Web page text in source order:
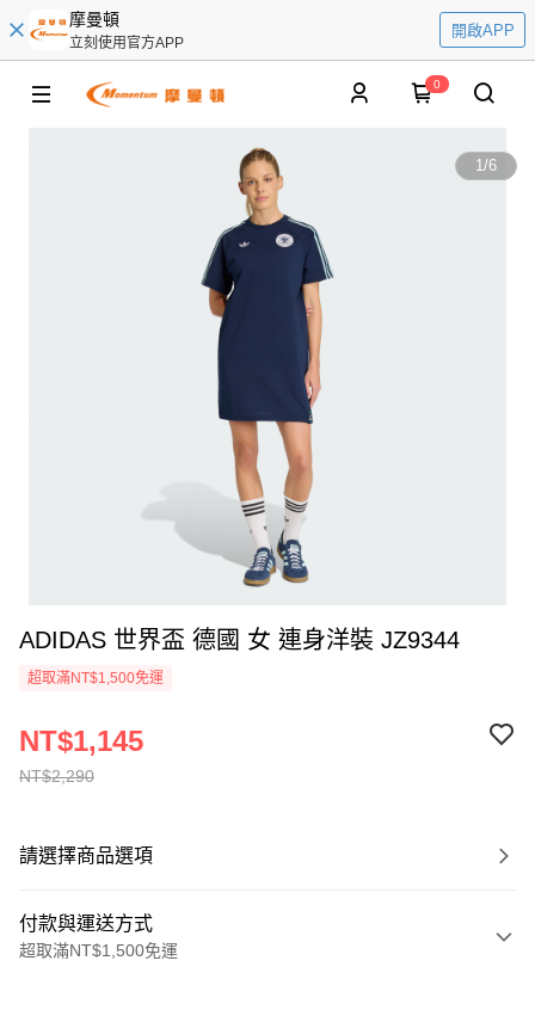
摩曼頓
立刻使用官方APP
開啟APP
0
1/6
ADIDAS 世界盃 德國 女 連身洋裝 JZ9344
超取滿NT$1,500免運
NT$2,290
NT$1,145
請選擇商品選項
付款與運送方式
超取滿NT$1,500免運